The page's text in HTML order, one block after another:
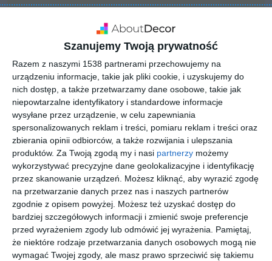
Szanujemy Twoją prywatność
Razem z naszymi 1538 partnerami przechowujemy na
urządzeniu informacje, takie jak pliki cookie, i uzyskujemy do
nich dostęp, a także przetwarzamy dane osobowe, takie jak
niepowtarzalne identyfikatory i standardowe informacje
wysyłane przez urządzenie, w celu zapewniania
spersonalizowanych reklam i treści, pomiaru reklam i treści oraz
zbierania opinii odbiorców, a także rozwijania i ulepszania
produktów. Za Twoją zgodą my i nasi partnerzy możemy
wykorzystywać precyzyjne dane geolokalizacyjne i identyfikację
przez skanowanie urządzeń. Możesz kliknąć, aby wyrazić zgodę
na przetwarzanie danych przez nas i naszych partnerów
zgodnie z opisem powyżej. Możesz też uzyskać dostęp do
bardziej szczegółowych informacji i zmienić swoje preferencje
przed wyrażeniem zgody lub odmówić jej wyrażenia.
Pamiętaj,
że niektóre rodzaje przetwarzania danych osobowych mogą nie
wymagać Twojej zgody, ale masz prawo sprzeciwić się takiemu
INSPIRACJA
Designerska łazienka w
stylu skandynawskim
Designerska łazienka w stylu skandynawskim z szara
mozaiką.
AUTOR: Redakcja AboutDecor